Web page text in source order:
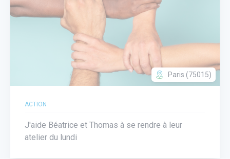
Paris (75015)
ACTION
J'aide Béatrice et Thomas à se rendre à leur
atelier du lundi